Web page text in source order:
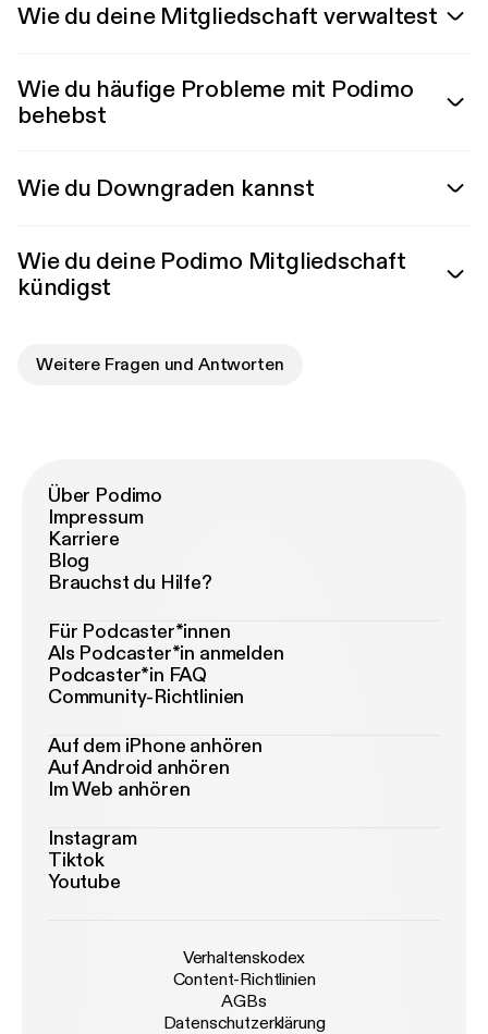
Wie du deine Mitgliedschaft verwaltest
Wie du häufige Probleme mit Podimo
behebst
Wie du Downgraden kannst
Wie du deine Podimo Mitgliedschaft
kündigst
Weitere Fragen und Antworten
Über Podimo
Impressum
Karriere
Blog
Brauchst du Hilfe?
Für Podcaster*innen
Als Podcaster*in anmelden
Podcaster*in FAQ
Community-Richtlinien
Auf dem iPhone anhören
Auf Android anhören
Im Web anhören
Instagram
Tiktok
Youtube
Verhaltenskodex
Content-Richtlinien
AGBs
Datenschutzerklärung